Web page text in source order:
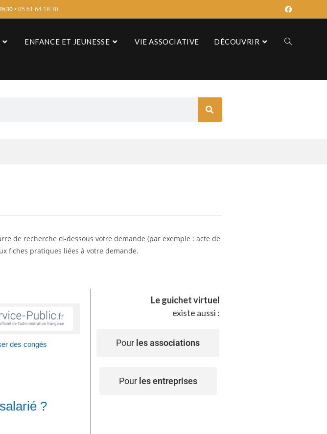
• 05 61 64 18 30
ENFANCE ET JEUNESSE VIE ASSOCIATIVE DÉCOUVRIR
de recherche ci-dessous votre demande (par exemple : acte de
fiches pratiques liées à votre demande.
des congés
?
Le guichet virtuel
existe aussi :
Pour les associations
Pour les entreprises